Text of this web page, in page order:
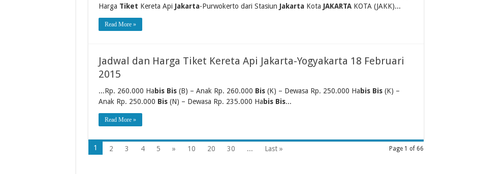
Harga Tiket Kereta Api Jakarta-Purwokerto dari Stasiun JakartaKota JAKARTAKOTA (JAKK)...
Read More »
Jadwal dan Harga Tiket Kereta Api Jakarta-Yogyakarta 18 Februari
2015
...Rp. 260.000 Ha bis Bis(B) – Anak Rp. 260.000 Bis(K) – Dewasa Rp. 250.000 Ha bis Bis(K) –
Anak Rp. 250.000 Bis(N) – Dewasa Rp. 235.000 Ha bis Bis...
Read More »
Page 1 of 66
1 2 3 4 5 » 10 20 30 ... Last »